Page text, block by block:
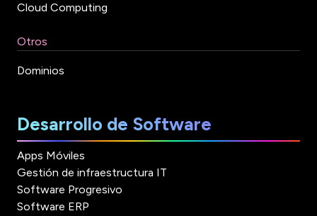
Cloud Computing
Otros
Dominios
Desarrollo de Software
Apps Móviles
Gestión de infraestructura IT
Software Progresivo
Software ERP